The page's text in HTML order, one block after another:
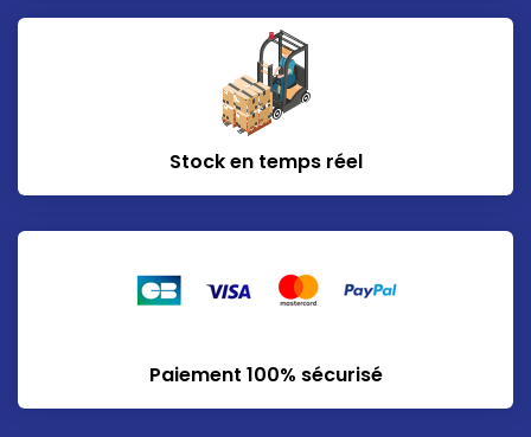
Stock en temps réel
Paiement 100% sécurisé